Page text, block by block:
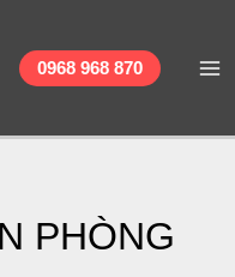
0968 968 870
PHÒNG